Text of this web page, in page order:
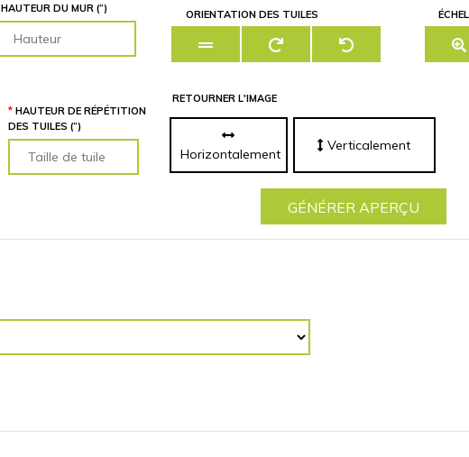
HAUTEUR DU MUR (“)
ORIENTATION DES TUILES
HAUTEUR DE RÉPÉTITION
DES TUILES (“)
RETOURNER L'IMAGE
Horizontalement
Verticalement
GÉNÉRER APERÇU